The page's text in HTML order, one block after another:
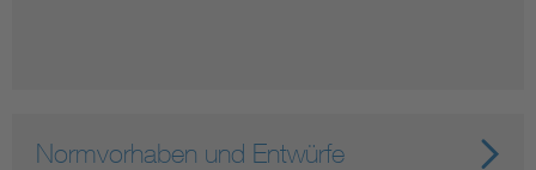
Normvorhaben und Entwürfe